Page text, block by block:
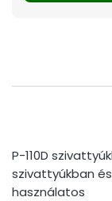
P-110D
szivattyúkban
használatos